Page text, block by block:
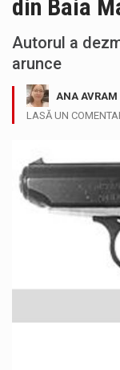
din Baia
Autorul a
arunce
ANA AVRAM
LASĂ UN